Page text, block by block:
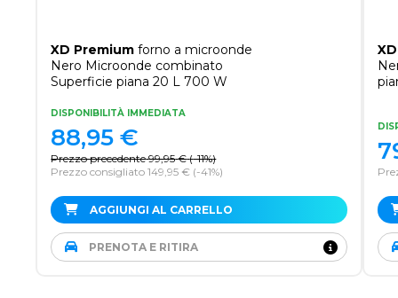
XD Premium forno a microonde
Nero Microonde combinato
Superficie piana 20 L 700 W
DISPONIBILITÀ IMMEDIATA
Prezzo precedente 99,95 € (-11%)
Prezzo consigliato 149,95 € (-41%)
88,95 €
AGGIUNGI AL CARRELLO
PRENOTA E RITIRA